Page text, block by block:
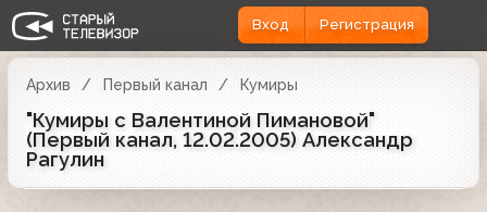
Вход Регистрация
Архив Первый канал Кумиры
"Кумиры с Валентиной Пимановой"
(Первый канал, 12.02.2005) Александр
Рагулин